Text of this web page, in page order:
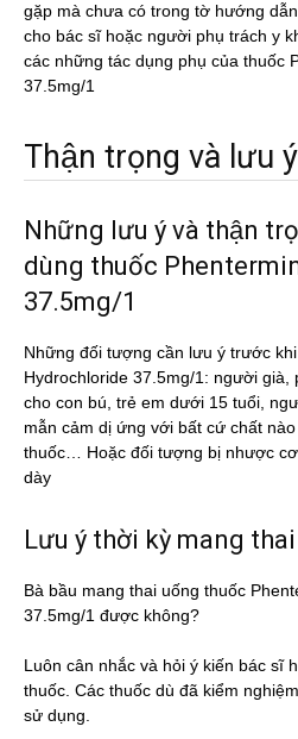
gặp mà chưa có trong tờ hướng
cho bác sĩ hoặc người phụ trách y
các những tác dụng phụ của thuốc
37.5mg/1
Thận trọng và lưu ý
Những lưu ý và thận
dùng thuốc
37.5mg/1
Những đối tượng cần lưu ý trước
Hydrochloride 37.5mg/1: người
cho con bú, trẻ em dưới 15 tuổi,
mẫn cảm dị ứng với bất cứ chất
thuốc… Hoặc đối tượng bị nhược
dày
Lưu ý thời kỳ mang thai
Bà bầu mang thai uống thuốc
37.5mg/1 được không?
Luôn cân nhắc và hỏi ý kiến bác sĩ
thuốc. Các thuốc dù đã kiểm
sử dụng.